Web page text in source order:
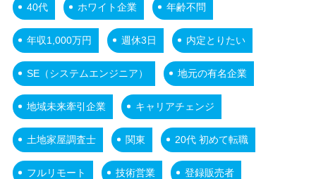
40代 ホワイト企業 年齢不問
年収1,000万円 週休3日 内定とりたい
SE（システムエンジニア） 地元の有名企業
地域未来牽引企業 キャリアチェンジ
土地家屋調査士 関東 20代 初めて転職
フルリモート 技術営業 登録販売者